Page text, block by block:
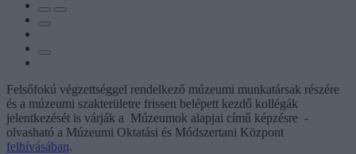
Felsőfokú végzettséggel rendelkező múzeumi munkatársak részére
és a múzeumi szakterületre frissen belépett kezdő kollégák
jelentkezését is várják a Múzeumok alapjai című képzésre -
olvasható a Múzeumi Oktatási és Módszertani Központ
felhívásában.